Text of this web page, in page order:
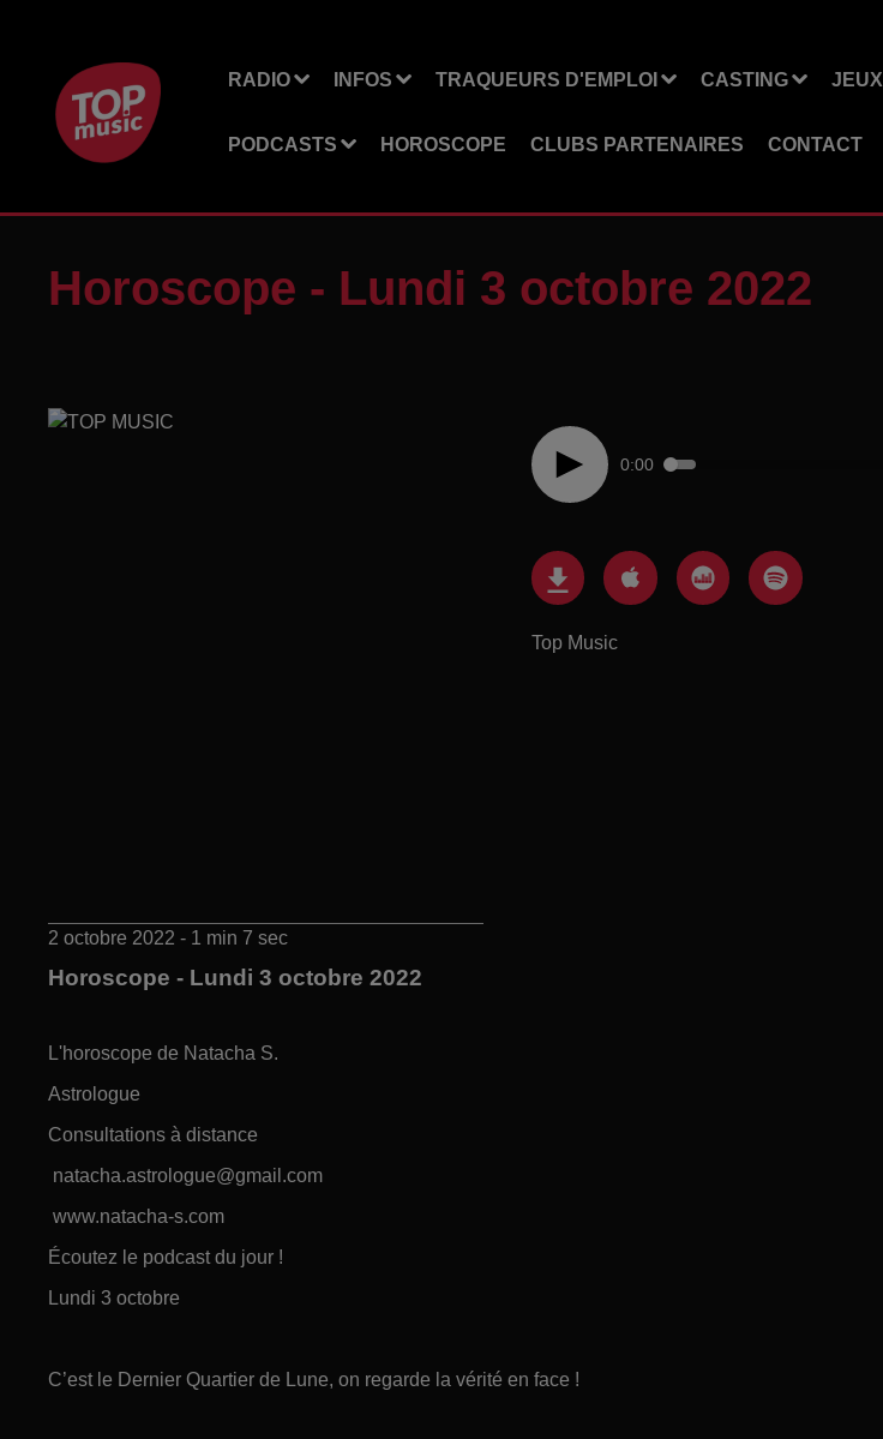
RADIO INFOS TRAQUEURS D'EMPLOI CASTING JEUX
PODCASTS HOROSCOPE CLUBS PARTENAIRES CONTACT
Horoscope - Lundi 3 octobre 2022
0:00
Top Music
2 octobre 2022 - 1 min 7 sec
Horoscope - Lundi 3 octobre 2022
L'horoscope de Natacha S.
Astrologue
Consultations à distance
natacha.astrologue@gmail.com
www.natacha-s.com
Écoutez le podcast du jour !
Lundi 3 octobre
C’est le Dernier Quartier de Lune, on regarde la vérité en face !